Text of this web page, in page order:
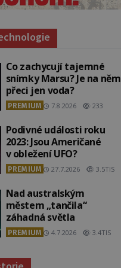
Co zachycují tajemné
snímky Marsu? Je na něm
přeci jen voda?
PREMIUM 7.8.2026 233
Podivné události roku
2023: Jsou Američané
v obležení UFO?
PREMIUM 27.7.2026 3.5TIS
Nad australským
městem „tančila“
záhadná světla
PREMIUM 4.7.2026 3.4TIS